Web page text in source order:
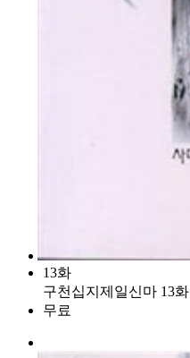
13화
구천십지제일신마 13화
무료